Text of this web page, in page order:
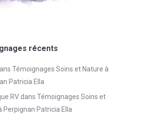
récents
Témoignages Soins et Nature à
Patricia Ella
RV dans Témoignages Soins et
Perpignan Patricia Ella